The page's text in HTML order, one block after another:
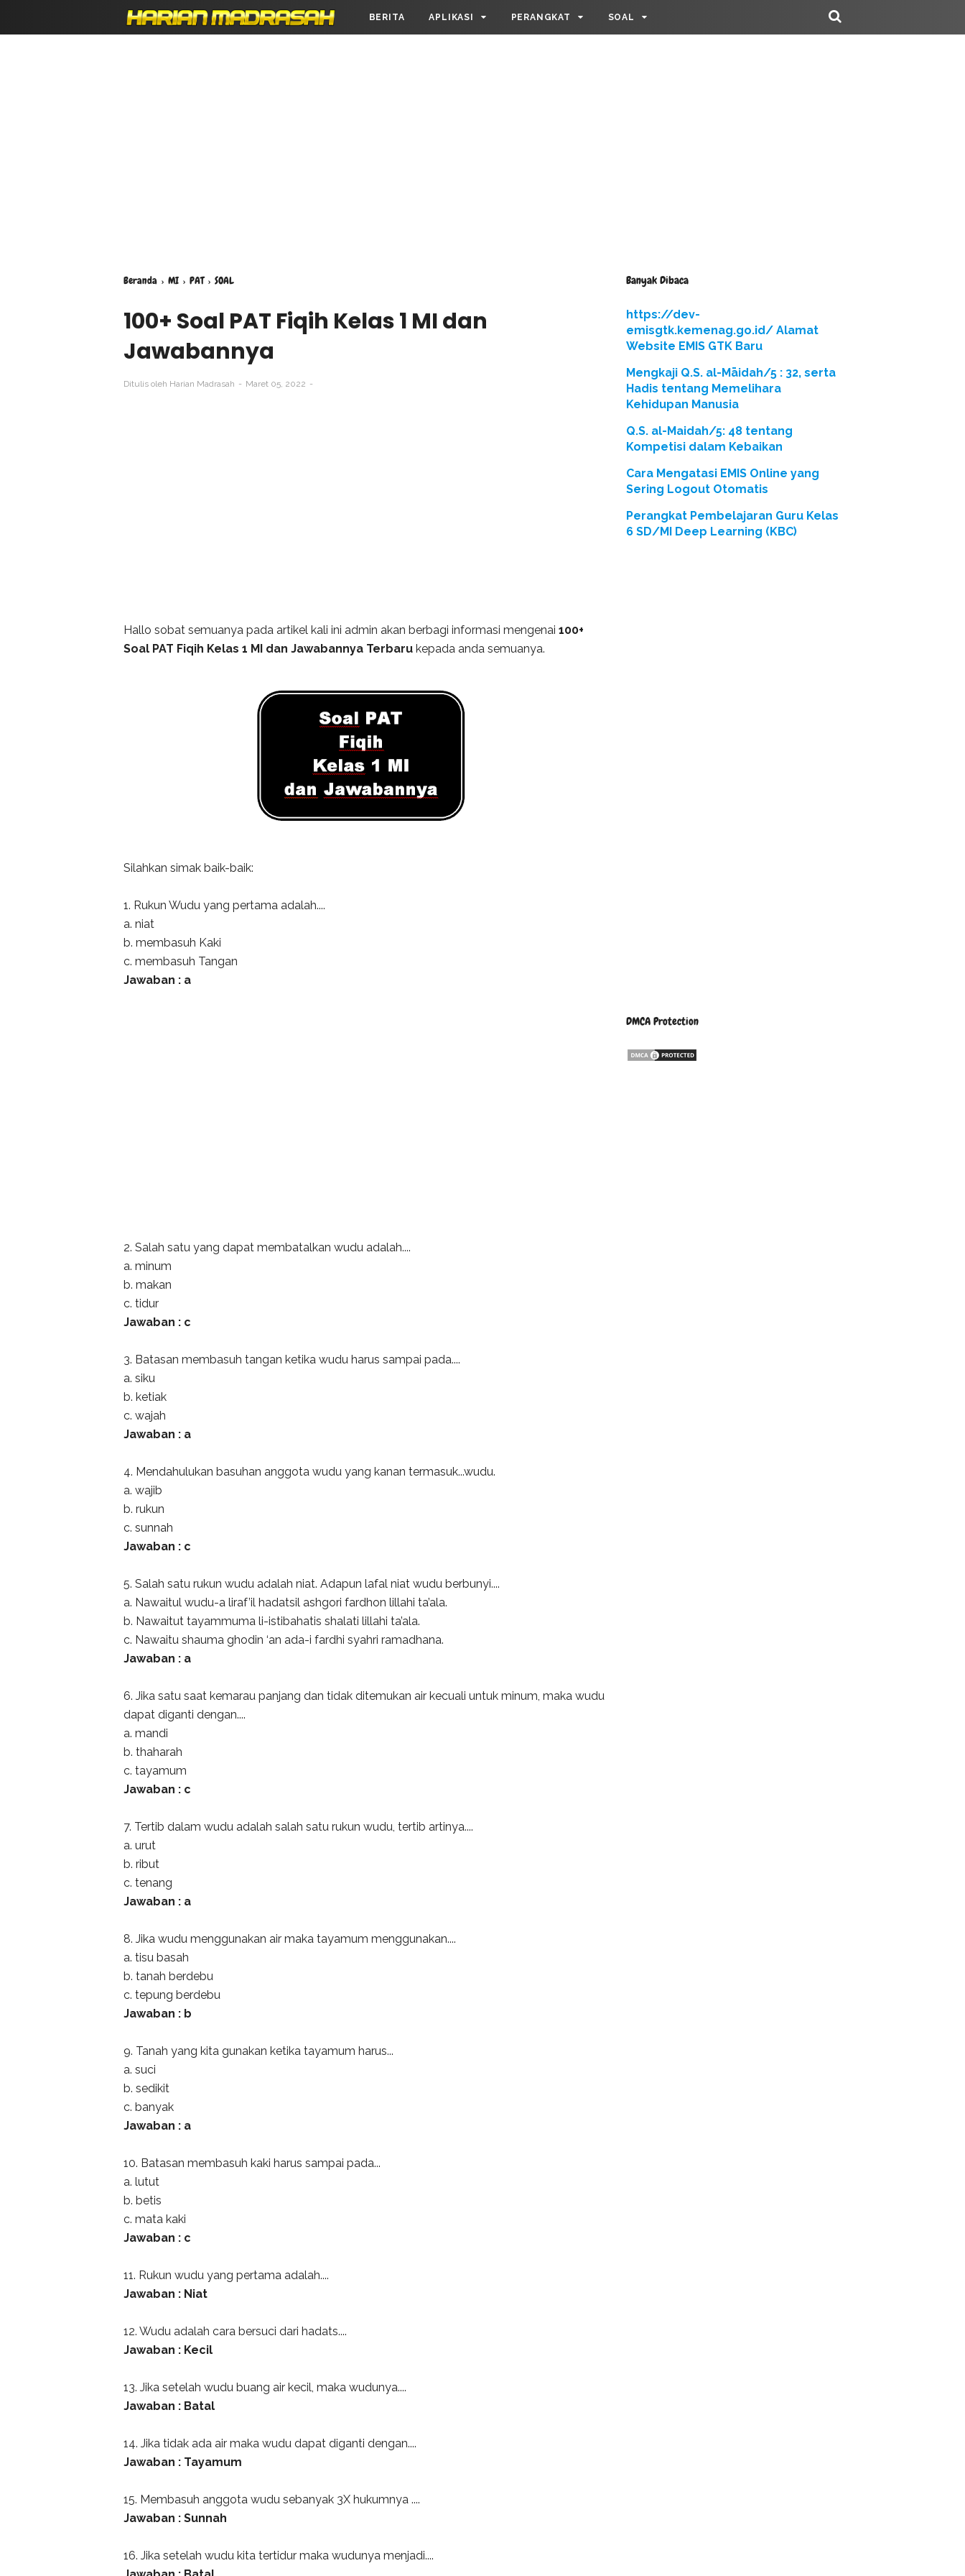
BERITA APLIKASI PERANGKAT SOAL
Beranda › MI › PAT › SOAL
100+ Soal PAT Fiqih Kelas 1 MI dan
Jawabannya
Ditulis oleh Harian Madrasah Maret 05, 2022
Hallo sobat semuanya pada artikel kali ini admin akan berbagi informasi mengenai 100+
Soal PAT Fiqih Kelas 1 MI dan Jawabannya Terbaru kepada anda semuanya.
Silahkan simak baik-baik:
1. Rukun Wudu yang pertama adalah....
a. niat
b. membasuh Kaki
c. membasuh Tangan
Jawaban : a
2. Salah satu yang dapat membatalkan wudu adalah....
a. minum
b. makan
c. tidur
Jawaban : c
3. Batasan membasuh tangan ketika wudu harus sampai pada....
a. siku
b. ketiak
c. wajah
Jawaban : a
4. Mendahulukan basuhan anggota wudu yang kanan termasuk...wudu.
a. wajib
b. rukun
c. sunnah
Jawaban : c
5. Salah satu rukun wudu adalah niat. Adapun lafal niat wudu berbunyi....
a. Nawaitul wudu-a liraf’il hadatsil ashgori fardhon lillahi ta’ala.
b. Nawaitut tayammuma li-istibahatis shalati lillahi ta’ala.
c. Nawaitu shauma ghodin ‘an ada-i fardhi syahri ramadhana.
Jawaban : a
6. Jika satu saat kemarau panjang dan tidak ditemukan air kecuali untuk minum, maka wudu
dapat diganti dengan....
a. mandi
b. thaharah
c. tayamum
Jawaban : c
7. Tertib dalam wudu adalah salah satu rukun wudu, tertib artinya....
a. urut
b. ribut
c. tenang
Jawaban : a
8. Jika wudu menggunakan air maka tayamum menggunakan....
a. tisu basah
b. tanah berdebu
c. tepung berdebu
Jawaban : b
9. Tanah yang kita gunakan ketika tayamum harus...
a. suci
b. sedikit
c. banyak
Jawaban : a
10. Batasan membasuh kaki harus sampai pada...
a. lutut
b. betis
c. mata kaki
Jawaban : c
11. Rukun wudu yang pertama adalah....
Jawaban : Niat
12. Wudu adalah cara bersuci dari hadats....
Jawaban : Kecil
13. Jika setelah wudu buang air kecil, maka wudunya....
Jawaban : Batal
14. Jika tidak ada air maka wudu dapat diganti dengan....
Jawaban : Tayamum
15. Membasuh anggota wudu sebanyak 3X hukumnya ....
Jawaban : Sunnah
16. Jika setelah wudu kita tertidur maka wudunya menjadi....
Banyak Dibaca
https://dev-
emisgtk.kemenag.go.id/ Alamat
Website EMIS GTK Baru
Mengkaji Q.S. al-Māidah/5 : 32, serta
Hadis tentang Memelihara
Kehidupan Manusia
Q.S. al-Maidah/5: 48 tentang
Kompetisi dalam Kebaikan
Cara Mengatasi EMIS Online yang
Sering Logout Otomatis
Perangkat Pembelajaran Guru Kelas
6 SD/MI Deep Learning (KBC)
DMCA Protection